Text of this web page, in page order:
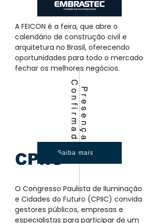
A FEICON é a feira, que abre o
calendário de construção civil e
arquitetura no Brasil, oferecendo
oportunidades para todo o mercado
fechar os melhores negócios.
P
r
e
s
e
n
ç
a
Co
n
f
i
r
m
a
d
a
Saiba mais
CPIIC
O Congresso Paulista de Iluminação
e Cidades do Futuro (CPIIC) convida
gestores públicos, empresas e
especialistas para participar de um